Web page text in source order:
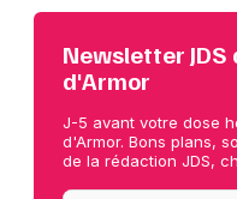
Newsletter JDS
d'Armor
J-5 avant votre dose
d'Armor. Bons plans,
de la rédaction JDS,